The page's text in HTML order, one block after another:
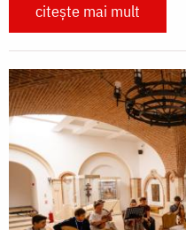
citește mai mult